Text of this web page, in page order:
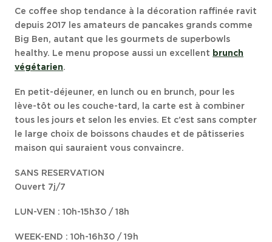
Ce coffee shop tendance à la décoration raffinée ravit
depuis 2017 les amateurs de pancakes grands comme
Big Ben, autant que les gourmets de superbowls
healthy. Le menu propose aussi un excellent brunch
végétarien.
En petit-déjeuner, en lunch ou en brunch, pour les
lève-tôt ou les couche-tard, la carte est à combiner
tous les jours et selon les envies. Et c’est sans compter
le large choix de boissons chaudes et de pâtisseries
maison qui sauraient vous convaincre.
SANS RESERVATION
Ouvert 7j/7
LUN-VEN : 10h-15h30 / 18h
WEEK-END : 10h-16h30 / 19h